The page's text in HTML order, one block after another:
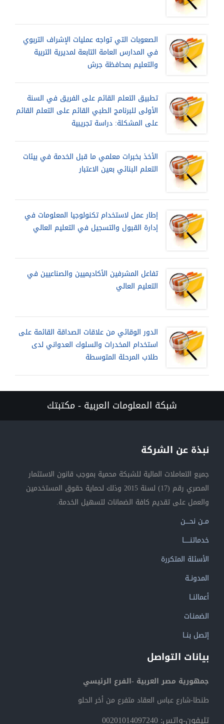
الصعوبات التي تواجه عمليات الإشراف التربوي
في المدارس العامة التابعة لمديرية التربية
والتعليم بمحافظة جرش
تطبيق التعلم القائم على الفريق في السنة
الأولى للبرنامج الطبي القائم على التعلم القائم
على المشكلة: دراسة تجريبية
الأخذ بخبرات معلمي ما قبل الخدمة في بيئات
التعلم البنائي بعين الاعتبار
إطار عمل لاستخدام تكنولوجيا المعلومات في
إدارة القبول والتسجيل في التعليم العالي
تفاعل المشرفين الأكاديميين والصناعيين في
التعليم العالي
الدور الوقائي من علاقات الصداقة القائمة على
استخدام المخدرات والسلوك العدواني لدى
طلاب المرحلة المتوسطة
شبكة المعلومات العربية - مكتبتك
نبذة عن الشركة
جميع التعاملات المالية للشبكة محمية بموجب قانون الاستثمار
المصري رقم (17) لسنة 2015 وذلك لحماية حقوق المستخدمين
والعمل على تقديم كافة الضمانات لتسهيل الخدمة.
مــن نحــــن
خدماتنــــــا
الأسئلة المتكررة
المدونــة
أعمالنــا
الضمنـات
إتصل بنــا
بيانات التواصل
جمهورية مصر العربية -الفرع الرئيسي
طنطا-شارع عباس العقاد متفرع من أخر الحلو
تليفون-واتس: 00201014097240